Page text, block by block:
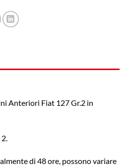
Anteriori Fiat 127 Gr.2 in
di 48 ore, possono variare